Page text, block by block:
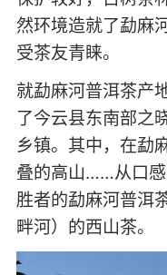
然环境造就了勐麻
受茶友青睐。
就勐麻河普洱茶产
了今云县东南部之
乡镇。其中，在勐
叠的高山……从口
胜者的勐麻河普洱
畔河）的西山茶。